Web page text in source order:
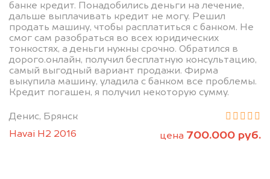
банке кредит. Понадобились деньги на лечение,
дальше выплачивать кредит не могу. Решил
продать машину, чтобы расплатиться с банком. Не
смог сам разобраться во всех юридических
тонкостях, а деньги нужны срочно. Обратился в
дорого.онлайн, получил бесплатную консультацию,
самый выгодный вариант продажи. Фирма
выкупила машину, уладила с банком все проблемы.
Кредит погашен, я получил некоторую сумму.
Денис, Брянск
Havai H2 2016
цена 700.000 руб.
Позвоните нам: +7
(483) 232-00-41
рассчитаем стоимость вашего
автомобиля.